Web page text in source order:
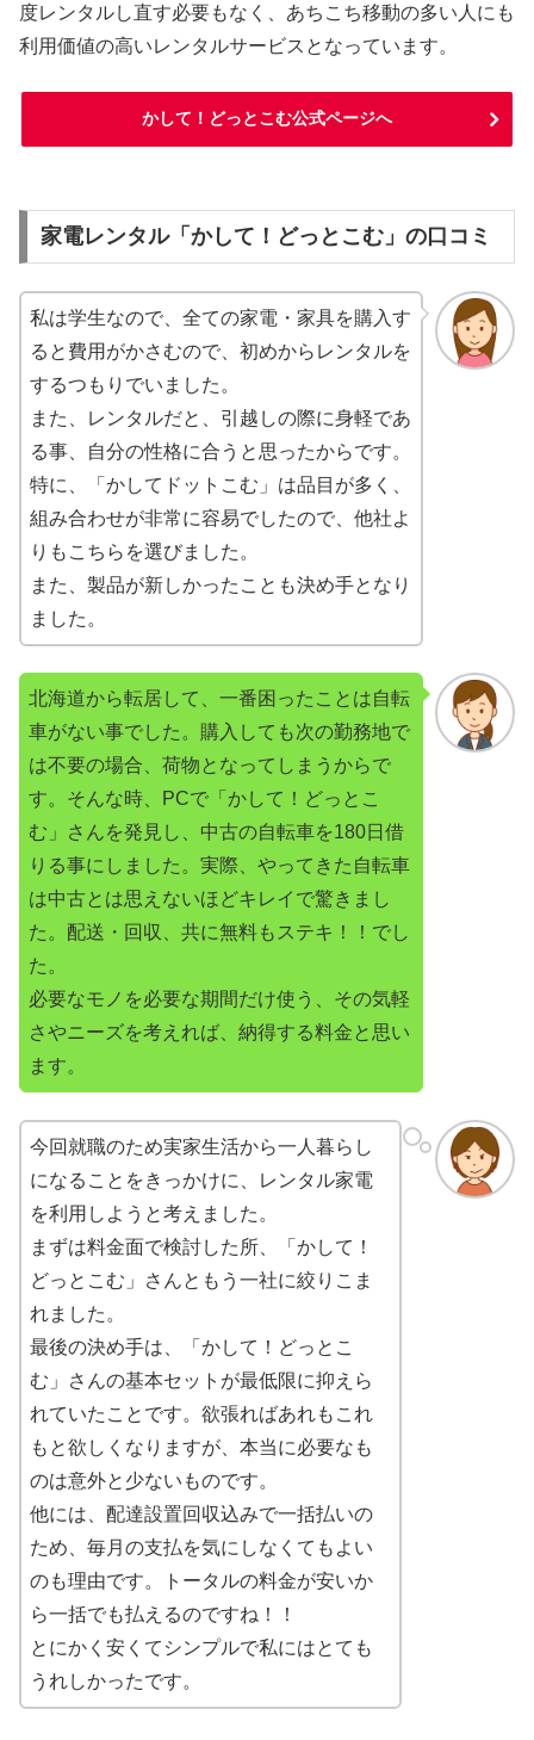
度レンタルし直す必要もなく、あちこち移動の多い人にも
利用価値の高いレンタルサービスとなっています。
かして！どっとこむ公式ページへ
家電レンタル「かして！どっとこむ」の口コミ
私は学生なので、全ての家電・家具を購入す
ると費用がかさむので、初めからレンタルを
するつもりでいました。
また、レンタルだと、引越しの際に身軽であ
る事、自分の性格に合うと思ったからです。
特に、「かしてドットこむ」は品目が多く、
組み合わせが非常に容易でしたので、他社よ
りもこちらを選びました。
また、製品が新しかったことも決め手となり
ました。
北海道から転居して、一番困ったことは自転
車がない事でした。購入しても次の勤務地で
は不要の場合、荷物となってしまうからで
す。そんな時、PCで「かして！どっとこ
む」さんを発見し、中古の自転車を180日借
りる事にしました。実際、やってきた自転車
は中古とは思えないほどキレイで驚きまし
た。配送・回収、共に無料もステキ！！でし
た。
必要なモノを必要な期間だけ使う、その気軽
さやニーズを考えれば、納得する料金と思い
ます。
今回就職のため実家生活から一人暮らし
になることをきっかけに、レンタル家電
を利用しようと考えました。
まずは料金面で検討した所、「かして！
どっとこむ」さんともう一社に絞りこま
れました。
最後の決め手は、「かして！どっとこ
む」さんの基本セットが最低限に抑えら
れていたことです。欲張ればあれもこれ
もと欲しくなりますが、本当に必要なも
のは意外と少ないものです。
他には、配達設置回収込みで一括払いの
ため、毎月の支払を気にしなくてもよい
のも理由です。トータルの料金が安いか
ら一括でも払えるのですね！！
とにかく安くてシンプルで私にはとても
うれしかったです。